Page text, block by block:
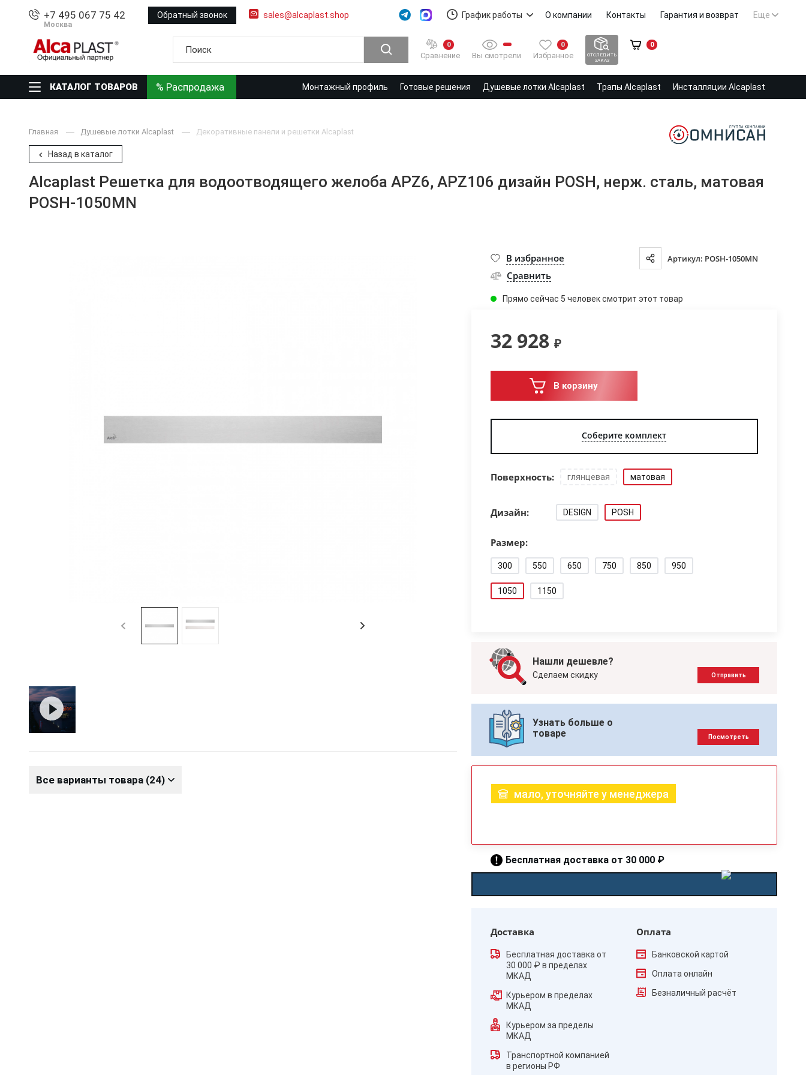
+7 495 067 75 42
Москва
Обратный звонок sales@alcaplast.shop График работы О компании Контакты Гарантия и возврат Еще
0
Сравнение Вы смотрели
0
Избранное
ОТСЛЕДИТЬ
ЗАКАЗ
0
КАТАЛОГ ТОВАРОВ % Распродажа Монтажный профиль Готовые решения Душевые лотки Alcaplast Трапы Alcaplast Инсталляции Alcaplast
Главная Душевые лотки Alcaplast Декоративные панели и решетки Alcaplast
Назад в каталог
Alcaplast Решетка для водоотводящего желоба APZ6, APZ106 дизайн POSH, нерж. сталь, матовая
POSH-1050MN
Все варианты товара (24)
В избранное Артикул: POSH-1050MN
Сравнить
Прямо сейчас 5 человек смотрит этот товар
32 928 ₽
В корзину
Соберите комплект
Поверхность: глянцевая матовая
Дизайн: DESIGN POSH
Размер:
300 550 650 750 850 950
1050 1150
Нашли дешевле?
Сделаем скидку Отправить
Узнать больше о
товаре
Посмотреть
мало, уточняйте у менеджера
Бесплатная доставка от 30 000 ₽
Доставка
Бесплатная доставка от
30 000 ₽ в пределах
МКАД
Курьером в пределах
МКАД
Курьером за пределы
МКАД
Транспортной компанией
в регионы РФ
Оплата
Банковской картой
Оплата онлайн
Безналичный расчёт